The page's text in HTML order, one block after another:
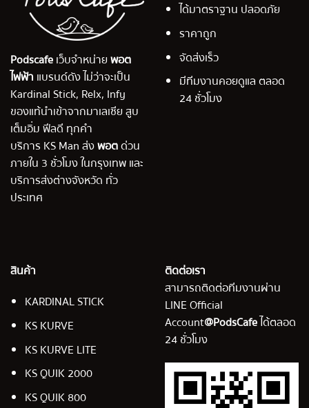
Podscafeเว็บจำหน่ายพอต
ไฟฟ้า แบรนด์ดัง ไม่ว่าจะเป็น
Kardinal Stick, Relx, Infy
ของแท้นำเข้าจากมาเลเซีย สูบ
เต็มอิ่ม ฟีลดี ทุกคำ
บริการ KS Man ส่งพอตด่วน
ภายใน 3 ชั่วโมง ในกรุงเทพ และ
บริการส่งต่างจังหวัด ทั่ว
ประเทศ
ได้มาตราฐาน ปลอดภัย
ราคาถูก
จัดส่งเร็ว
มีทีมงานคอยดูแล ตลอด
24 ชั่วโมง
สินค้า
KARDINAL STICK
KS KURVE
KS KURVE LITE
KS QUIK 2000
KS QUIK 800
ติดต่อเรา
สามารถติดต่อทีมงานผ่าน
LINE Official
Account@PodsCafeได้ตลอด
24 ชั่วโมง